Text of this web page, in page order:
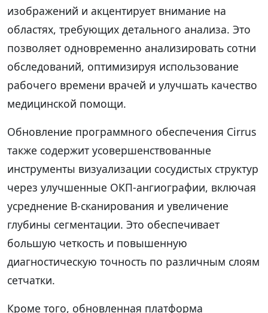
изображений и акцентирует внимание на
областях, требующих детального анализа. Это
позволяет одновременно анализировать сотни
обследований, оптимизируя использование
рабочего времени врачей и улучшать качество
медицинской помощи.
Обновление программного обеспечения Cirrus
также содержит усовершенствованные
инструменты визуализации сосудистых структур
через улучшенные ОКП-ангиографии, включая
усреднение B-сканирования и увеличение
глубины сегментации. Это обеспечивает
большую четкость и повышенную
диагностическую точность по различным слоям
сетчатки.
Кроме того, обновленная платформа